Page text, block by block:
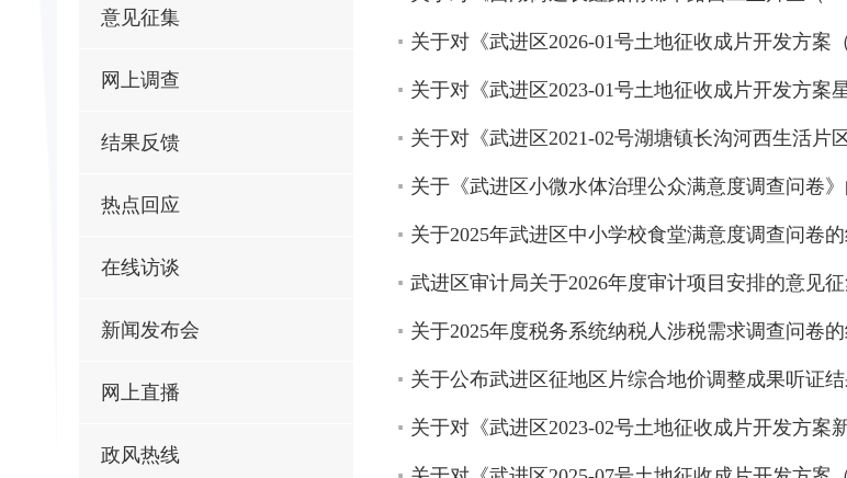
意见征集
网上调查
结果反馈
热点回应
在线访谈
新闻发布会
网上直播
政风热线
关于对《武进区2026-01号土地征收成片开发方案
关于对《武进区2023-01号土地征收成片开发方案
关于对《武进区2021-02号湖塘镇长沟河西生活片
关于《武进区小微水体治理公众满意度调查问卷
关于2025年武进区中小学校食堂满意度调查问卷
武进区审计局关于2026年度审计项目安排的意见
关于2025年度税务系统纳税人涉税需求调查问卷
关于公布武进区征地区片综合地价调整成果听证
关于对《武进区2023-02号土地征收成片开发方案